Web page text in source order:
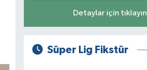
Detaylar için tıklayın
Süper Lig Fikstür